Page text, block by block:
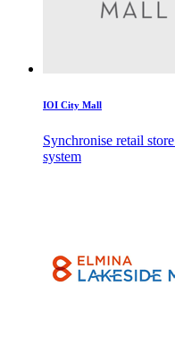
IOI City Mall
Synchronise retail
system